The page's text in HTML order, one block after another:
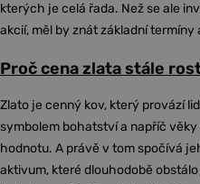
kterých je celá řada. Než se ale
akcií, měl by znát základní termíny
Proč cena zlata stále
Zlato je cenný kov, který provází
symbolem bohatství a napříč
hodnotu. A právě v tom spočívá
aktivum, které dlouhodobě